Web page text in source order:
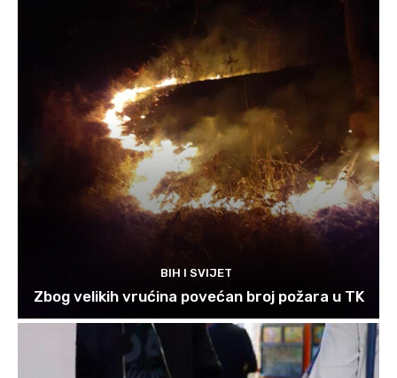
BIH I SVIJET
Zbog velikih vrućina povećan broj požara u TK